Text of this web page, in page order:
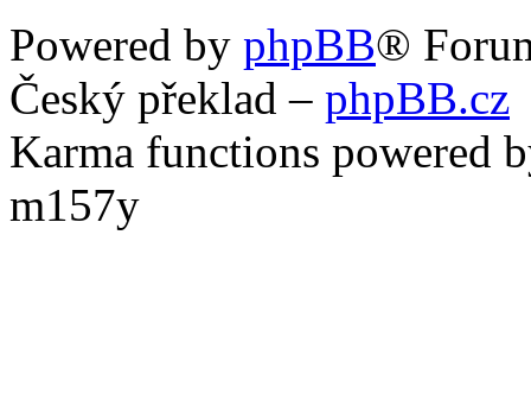
Powered by phpBB®
Český překlad – phpBB.cz
Karma functions powered
m157y